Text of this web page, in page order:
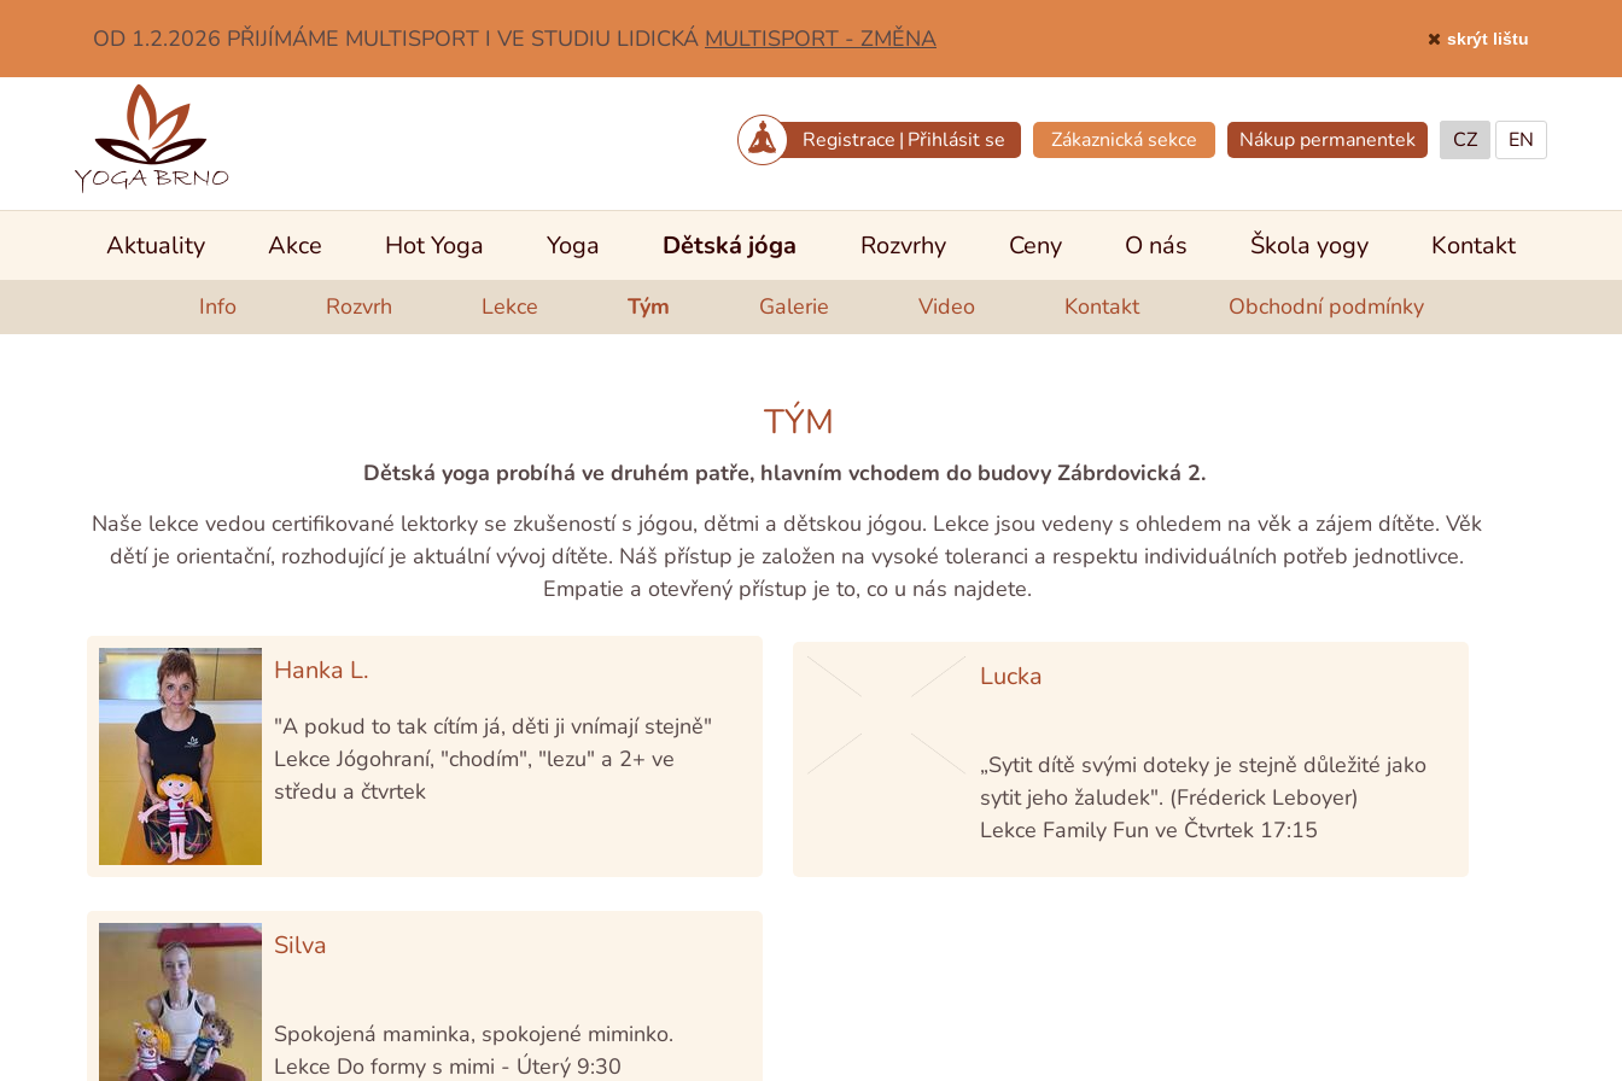
OD 1.2.2026 PŘIJÍMÁME MULTISPORT I VE STUDIU LIDICKÁ MULTISPORT - ZMĚNA skrýt lištu
Registrace | Přihlásit se Zákaznická sekce Nákup permanentek CZ EN
Aktuality Akce Hot Yoga Yoga Dětská jóga
Info Rozvrh Lekce Tým Galerie Video Kontakt Obchodní podmínky
Rozvrhy Ceny O nás Škola yogy Kontakt
TÝM
Dětská yoga probíhá ve druhém patře, hlavním vchodem do budovy Zábrdovická 2.
Naše lekce vedou certifikované lektorky se zkušeností s jógou, dětmi a dětskou jógou. Lekce jsou vedeny s ohledem na věk a zájem dítěte. Věk
dětí je orientační, rozhodující je aktuální vývoj dítěte. Náš přístup je založen na vysoké toleranci a respektu individuálních potřeb jednotlivce.
Empatie a otevřený přístup je to, co u nás najdete.
Hanka L.
"A pokud to tak cítím já, děti ji vnímají stejně"
Lekce Jógohraní, "chodím", "lezu" a 2+ ve
středu a čtvrtek
Lucka
„Sytit dítě svými doteky je stejně důležité jako
sytit jeho žaludek". (Fréderick Leboyer)
Lekce Family Fun ve Čtvrtek 17:15
Silva
Spokojená maminka, spokojené miminko.
Lekce Do formy s mimi - Úterý 9:30